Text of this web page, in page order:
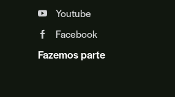
Youtube
Facebook
Fazemos parte